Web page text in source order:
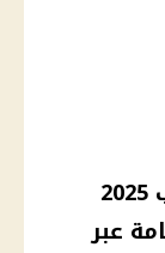
رسميًا.. إعلان نتائج تقليل الاغتراب 2025
عبر